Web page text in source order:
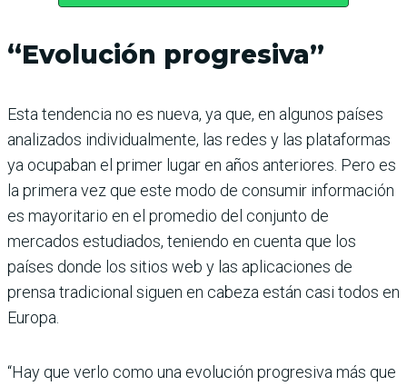
“Evolución progresiva”
Esta tendencia no es nueva, ya que, en algunos países
analizados individualmente, las redes y las plataformas
ya ocupaban el primer lugar en años anteriores. Pero es
la primera vez que este modo de consumir información
es mayoritario en el promedio del conjunto de
mercados estudiados, teniendo en cuenta que los
países donde los sitios web y las aplicaciones de
prensa tradicional siguen en cabeza están casi todos en
Europa.
“Hay que verlo como una evolución progresiva más que